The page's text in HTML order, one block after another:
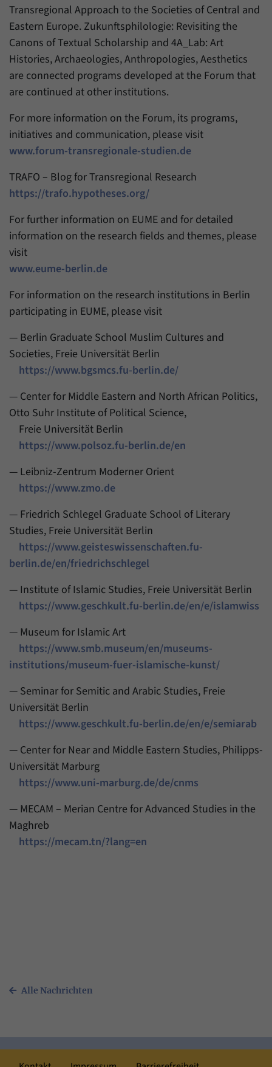
Transregional Approach to the Societies of Central and
Eastern Europe. Zukunftsphilologie: Revisiting the
Canons of Textual Scholarship and 4A_Lab: Art
Histories, Archaeologies, Anthropologies, Aesthetics
are connected programs developed at the Forum that
are continued at other institutions.
For more information on the Forum, its programs,
initiatives and communication, please visit
www.forum-transregionale-studien.de
TRAFO – Blog for Transregional Research
https://trafo.hypotheses.org/
For further information on EUME and for detailed
information on the research fields and themes, please
visit
www.eume-berlin.de
For information on the research institutions in Berlin
participating in EUME, please visit
— Berlin Graduate School Muslim Cultures and
Societies, Freie Universität Berlin
https://www.bgsmcs.fu-berlin.de/
— Center for Middle Eastern and North African Politics,
Otto Suhr Institute of Political Science,
Freie Universität Berlin
https://www.polsoz.fu-berlin.de/en
— Leibniz-Zentrum Moderner Orient
https://www.zmo.de
— Friedrich Schlegel Graduate School of Literary
Studies, Freie Universität Berlin
https://www.geisteswissenschaften.fu-
berlin.de/en/friedrichschlegel
— Institute of Islamic Studies, Freie Universität Berlin
https://www.geschkult.fu-berlin.de/en/e/islamwiss
— Museum for Islamic Art
https://www.smb.museum/en/museums-
institutions/museum-fuer-islamische-kunst/
— Seminar for Semitic and Arabic Studies, Freie
Universität Berlin
https://www.geschkult.fu-berlin.de/en/e/semiarab
— Center for Near and Middle Eastern Studies, Philipps-
Universität Marburg
https://www.uni-marburg.de/de/cnms
— MECAM – Merian Centre for Advanced Studies in the
Maghreb
https://mecam.tn/?lang=en
Alle Nachrichten